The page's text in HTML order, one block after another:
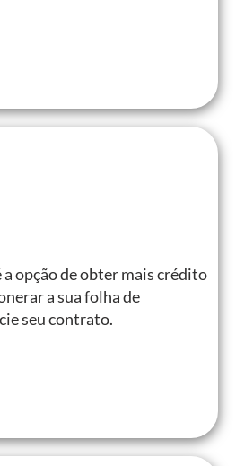
opção de obter mais crédito
a sua folha de
seu contrato.